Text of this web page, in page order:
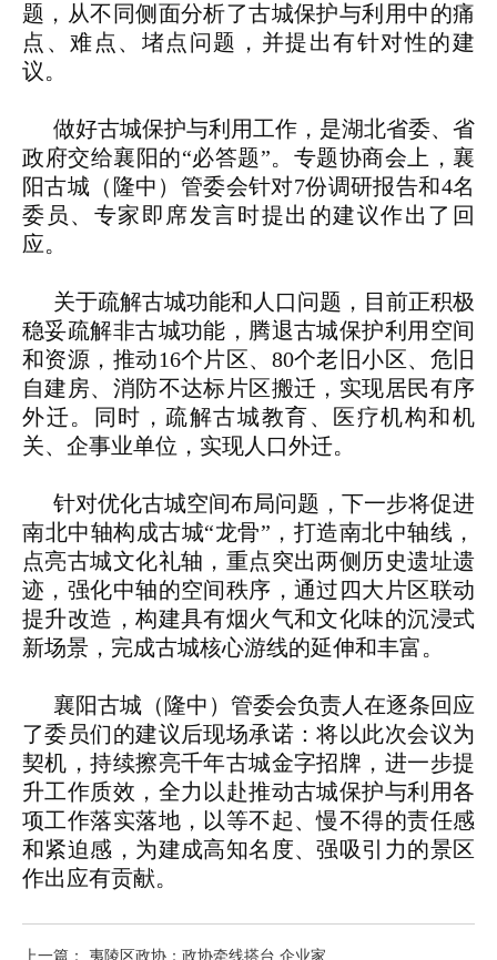
题，从不同侧面分析了古城保护与利用中的痛
点、难点、堵点问题，并提出有针对性的建
议。
做好古城保护与利用工作，是湖北省委、省
政府交给襄阳的“必答题”。专题协商会上，襄
阳古城（隆中）管委会针对7份调研报告和4名
委员、专家即席发言时提出的建议作出了回
应。
关于疏解古城功能和人口问题，目前正积极
稳妥疏解非古城功能，腾退古城保护利用空间
和资源，推动16个片区、80个老旧小区、危旧
自建房、消防不达标片区搬迁，实现居民有序
外迁。同时，疏解古城教育、医疗机构和机
关、企事业单位，实现人口外迁。
针对优化古城空间布局问题，下一步将促进
南北中轴构成古城“龙骨”，打造南北中轴线，
点亮古城文化礼轴，重点突出两侧历史遗址遗
迹，强化中轴的空间秩序，通过四大片区联动
提升改造，构建具有烟火气和文化味的沉浸式
新场景，完成古城核心游线的延伸和丰富。
襄阳古城（隆中）管委会负责人在逐条回应
了委员们的建议后现场承诺：将以此次会议为
契机，持续擦亮千年古城金字招牌，进一步提
升工作质效，全力以赴推动古城保护与利用各
项工作落实落地，以等不起、慢不得的责任感
和紧迫感，为建成高知名度、强吸引力的景区
作出应有贡献。
上一篇： 夷陵区政协：政协牵线搭台 企业家......